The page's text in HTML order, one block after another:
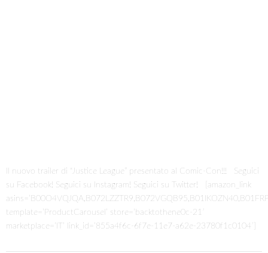
Il nuovo trailer di “Justice League” presentato al Comic-Con!!! Seguici
su Facebook! Seguici su Instagram! Seguici su Twitter! [amazon_link
template=’ProductCarousel’ store=’backtothene0c-21′
marketplace=’IT’ link_id=’855a4f6c-6f7e-11e7-a62e-23780f1c0104′]